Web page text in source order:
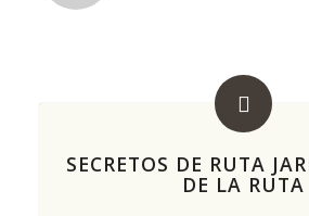
SECRETOS DE RUTA
DE LA RUTA